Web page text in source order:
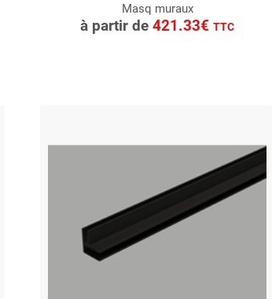
Masq muraux
à partir de421.33€TTC
CONSULTER
Demande de devis